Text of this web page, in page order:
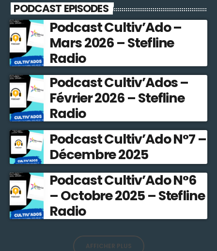
PODCAST EPISODES
Podcast Cultiv’Ado –
Mars 2026 – Stefline
Radio
Podcast Cultiv’Ados –
Février 2026 – Stefline
Radio
Podcast Cultiv’Ado N°7 –
Décembre 2025
Podcast Cultiv’Ado N°6
– Octobre 2025 – Stefline
Radio
AFFICHER PLUS